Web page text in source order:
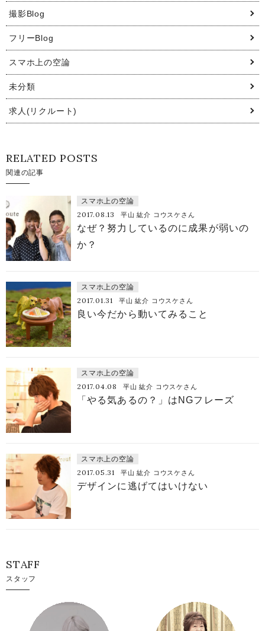
撮影Blog
フリーBlog
スマホ上の空論
未分類
求人(リクルート)
RELATED POSTS
関連の記事
スマホ上の空論
2017.08.13 平山 紘介 コウスケさん
なぜ？努力しているのに成果が弱いの
か？
スマホ上の空論
2017.01.31 平山 紘介 コウスケさん
良い今だから動いてみること
スマホ上の空論
2017.04.08 平山 紘介 コウスケさん
「やる気あるの？」はNGフレーズ
スマホ上の空論
2017.05.31 平山 紘介 コウスケさん
デザインに逃げてはいけない
STAFF
スタッフ